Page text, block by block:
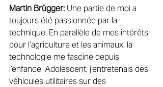
Martin Brügger: Une partie de moi a
toujours été passionnée par la
technique. En parallèle de mes intérêts
pour l’agriculture et les animaux, la
technologie me fascine depuis
l’enfance. Adolescent, j’entretenais des
véhicules utilitaires sur des